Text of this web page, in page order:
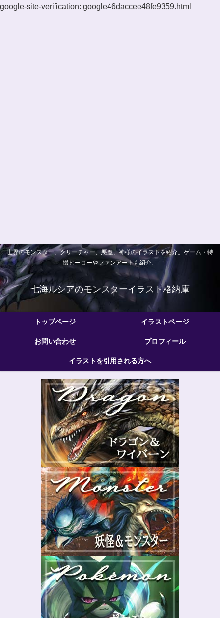
google-site-verification: google46daccee48fe9359.html
世界のモンスター、クリーチャー、悪魔、神様のイラストを紹介。ゲーム・特
撮ヒーローやファンアートも紹介。
七海ルシアのモンスターイラスト格納庫
トップページ イラストページ
お問い合わせ プロフィール
イラストを引用される方へ